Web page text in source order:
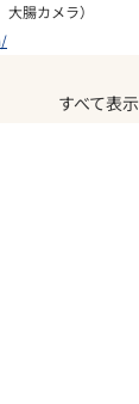
腸カメラ）
すべて表示